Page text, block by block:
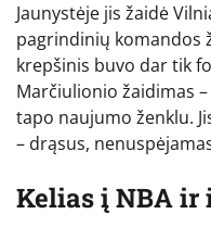
Jaunystėje jis žaidė
pagrindinių komandos
krepšinis buvo dar tik
Marčiulionio žaidimas
tapo naujumo ženklu.
– drąsus,
Kelias į NBA